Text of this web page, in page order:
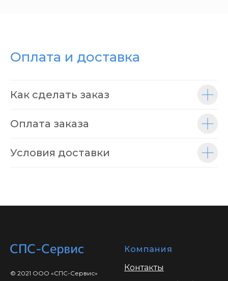
Оплата и доставка
Как сделать заказ
Оплата заказа
Условия доставки
© 2021 ООО «СПС-Сервис»
Компания
Контакты